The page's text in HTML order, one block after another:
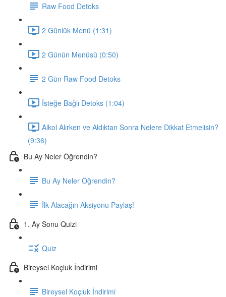
Raw Food Detoks
2 Günlük Menü (1:31)
2 Günün Menüsü (0:50)
2 Gün Raw Food Detoks
İsteğe Bağlı Detoks (1:04)
Alkol Alırken ve Aldıktan Sonra Nelere Dikkat Etmelisin?
(9:36)
Bu Ay Neler Öğrendin?
Bu Ay Neler Öğrendin?
İlk Alacağın Aksiyonu Paylaş!
1. Ay Sonu Quizi
Quiz
Bireysel Koçluk İndirimi
Bireysel Koçluk İndirimi